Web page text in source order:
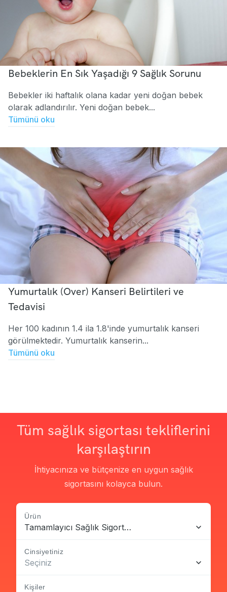
Bebeklerin En Sık Yaşadığı 9 Sağlık Sorunu
Bebekler iki haftalık olana kadar yeni doğan bebek
olarak adlandırılır. Yeni doğan bebek...
Tümünü oku
Yumurtalık (Over) Kanseri Belirtileri ve
Tedavisi
Her 100 kadının 1.4 ila 1.8'inde yumurtalık kanseri
görülmektedir. Yumurtalık kanserin...
Tümünü oku
Tüm sağlık sigortası tekliflerini
karşılaştırın
İhtiyacınıza ve bütçenize en uygun sağlık
sigortasını kolayca bulun.
Ürün
Tamamlayıcı Sağlık Sigortası
Cinsiyetiniz
Seçiniz
Kişiler